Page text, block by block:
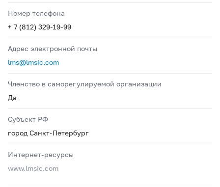
Номер телефона
+ 7 (812) 329-19-99
Адрес электронной почты
lms@lmsic.com
Членство в саморегулируемой организации
Да
Субъект РФ
город Санкт-Петербург
Интернет-ресурсы
www.lmsic.com